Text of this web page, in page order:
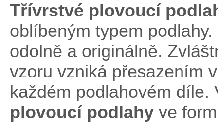
Třívrstvé plovoucí
oblíbeným typem
odolně a originálně.
vzoru vzniká přesazením
každém podlahovém
plovoucí podlahy ve